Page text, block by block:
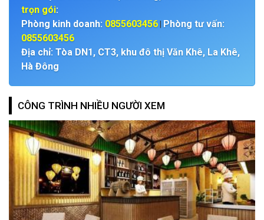
trọn gói:
Phòng kinh doanh: 0855603456 Phòng tư vấn:
0855603456
Địa chỉ: Tòa DN1, CT3, khu đô thị Văn Khê, La Khê,
Hà Đông
CÔNG TRÌNH NHIỀU NGƯỜI XEM